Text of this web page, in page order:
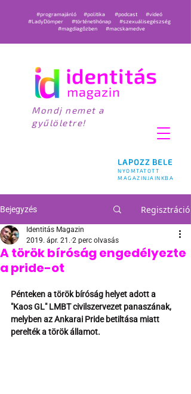
LAPOZZ BELE
NYOMTATOTT
MAGAZINJAINKBA
#programajánló #politika #podcast
#videó
#LadyDömper
#történetihónap
#szexuálisegészség
#magdiagőzben
#macskamedve
Mondj nemet a
gyűlöletre!
Bejegyzés Regisztráció
A török bíróság engedélyezte
a pride-ot
Identitás Magazin
2019. ápr. 21. 2 perc olvasás
Pénteken a török bíróság helyet adott ​​a
"Kaos GL" LMBT civilszervezet panaszának,
melyben az Ankarai Pride betiltása miatt
perelték a török államot.